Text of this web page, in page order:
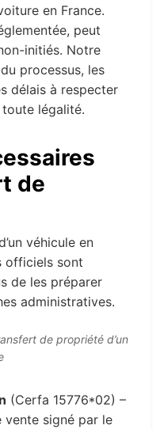
en France.
peut
initiés. Notre
processus, les
délais à respecter
légalité.
de
véhicule en
officiels sont
de les préparer
administratives.
de propriété d’un
(Cerfa 15776*02) –
signé par le